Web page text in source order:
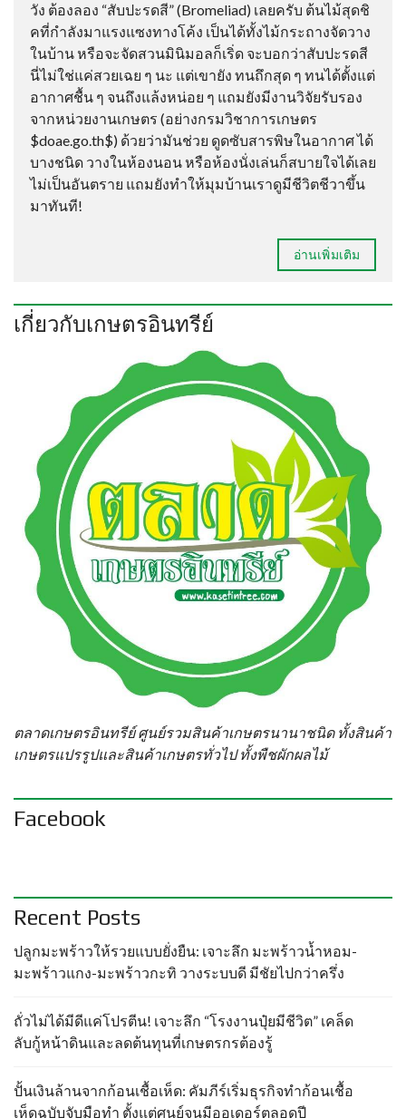
วัง ต้องลอง “สับปะรดสี” (Bromeliad) เลยครับ ต้นไม้สุดชิ
คที่กำลังมาแรงแซงทางโค้ง เป็นได้ทั้งไม้กระถางจัดวาง
ในบ้าน หรือจะจัดสวนมินิมอลก็เริ่ด จะบอกว่าสับปะรดสี
นี่ไม่ใช่แค่สวยเฉย ๆ นะ แต่เขายัง ทนถึกสุด ๆ ทนได้ตั้งแต่
อากาศชื้น ๆ จนถึงแล้งหน่อย ๆ แถมยังมีงานวิจัยรับรอง
จากหน่วยงานเกษตร (อย่างกรมวิชาการเกษตร
$doae.go.th$) ด้วยว่ามันช่วย ดูดซับสารพิษในอากาศ ได้
บางชนิด วางในห้องนอน หรือห้องนั่งเล่นก็สบายใจได้เลย
ไม่เป็นอันตราย แถมยังทำให้มุมบ้านเราดูมีชีวิตชีวาขึ้น
มาทันที!
อ่านเพิ่มเติม
เกี่ยวกับเกษตรอินทรีย์
ตลาดเกษตรอินทรีย์ ศูนย์รวมสินค้าเกษตรนานาชนิด ทั้งสินค้า
เกษตรแปรรูปและสินค้าเกษตรทั่วไป ทั้งพืชผักผลไม้
Facebook
Recent Posts
ปลูกมะพร้าวให้รวยแบบยั่งยืน: เจาะลึก มะพร้าวน้ำหอม-
มะพร้าวแกง-มะพร้าวกะทิ วางระบบดี มีชัยไปกว่าครึ่ง
ถั่วไม่ได้มีดีแค่โปรตีน! เจาะลึก “โรงงานปุ๋ยมีชีวิต” เคล็ด
ลับกู้หน้าดินและลดต้นทุนที่เกษตรกรต้องรู้
ปั้นเงินล้านจากก้อนเชื้อเห็ด: คัมภีร์เริ่มธุรกิจทำก้อนเชื้อ
เห็ดฉบับจับมือทำ ตั้งแต่ศูนย์จนมีออเดอร์ตลอดปี